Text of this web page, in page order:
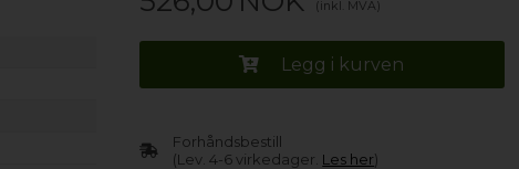
(inkl. MVA)
Legg i kurven
Forhåndsbestill
(Lev. 4-6 virkedager. Les her)